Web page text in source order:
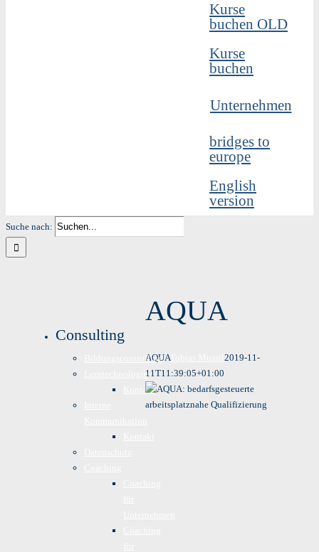
Kurse
buchen OLD
Kurse
buchen
Unternehmen
bridges to
europe
English
version
Suche nach:
AQUA
AQUATobias Mussil 2019-11-
11T11:39:05+01:00
Consulting
Bildungscontrolling
Lerntechnologie
Kontakt